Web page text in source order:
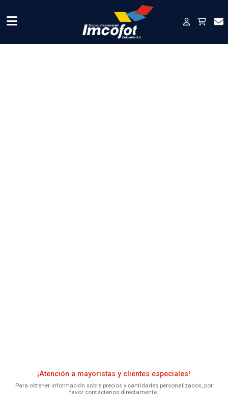
¡Atención a mayoristas y clientes especiales!
Para obtener información sobre precios y cantidades personalizados, por
favor contáctenos directamente.